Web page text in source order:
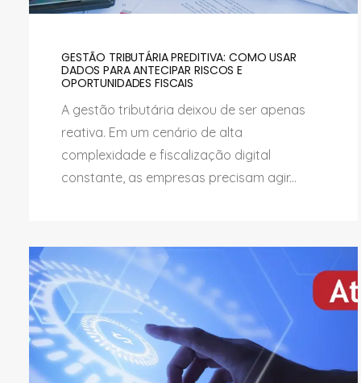
GESTÃO TRIBUTÁRIA PREDITIVA: COMO USAR
DADOS PARA ANTECIPAR RISCOS E
OPORTUNIDADES FISCAIS
A gestão tributária deixou de ser apenas
reativa. Em um cenário de alta
complexidade e fiscalização digital
constante, as empresas precisam agir...